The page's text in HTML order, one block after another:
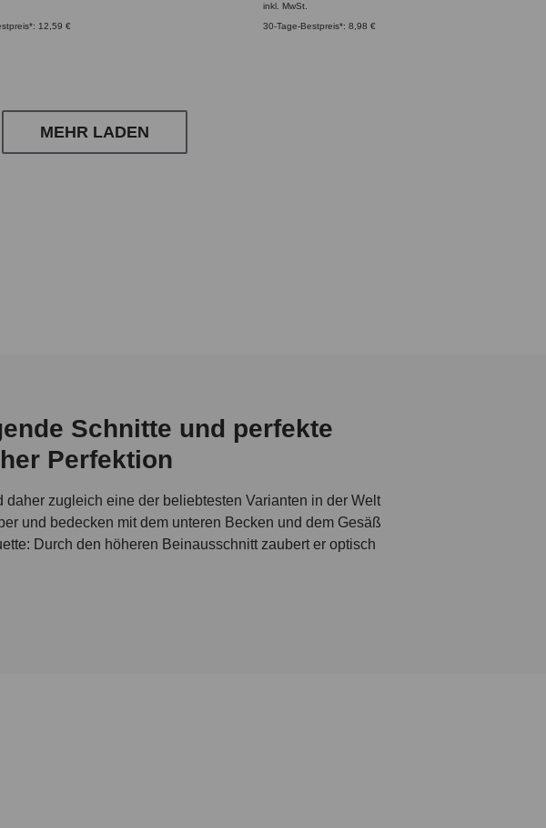
12,59 €
inkl. MwSt.
30-Tage-Bestpreis*: 8,98 €
MEHR LADEN
Schnitte und perfekte
Perfektion
zugleich eine der beliebtesten Varianten in der Welt
und bedecken mit dem unteren Becken und dem Gesäß
Durch den höheren Beinausschnitt zaubert er optisch
den Körper umschließende Passform ist jeder Slip
an Frauen Slips bei bruno banani. Welchen Rio, Brief